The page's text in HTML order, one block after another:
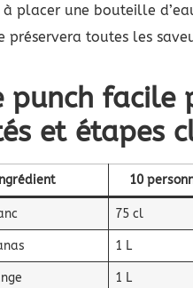
placer une bouteille
préservera toutes les
punch facile
et étapes
Ingrédient 10
75 cl
1 L
1 L